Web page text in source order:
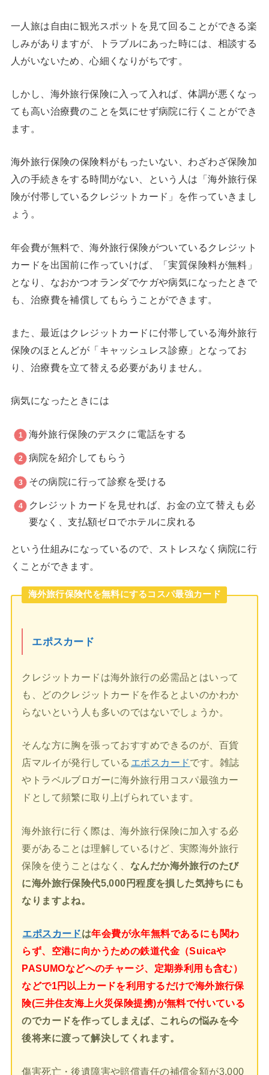
一人旅は自由に観光スポットを見て回ることができる楽
しみがありますが、トラブルにあった時には、相談する
人がいないため、心細くなりがちです。
しかし、海外旅行保険に入って入れば、体調が悪くなっ
ても高い治療費のことを気にせず病院に行くことができ
ます。
海外旅行保険の保険料がもったいない、わざわざ保険加
入の手続きをする時間がない、という人は「海外旅行保
険が付帯しているクレジットカード」を作っていきまし
ょう。
年会費が無料で、海外旅行保険がついているクレジット
カードを出国前に作っていけば、「実質保険料が無料」
となり、なおかつオランダでケガや病気になったときで
も、治療費を補償してもらうことができます。
また、最近はクレジットカードに付帯している海外旅行
保険のほとんどが「キャッシュレス診療」となってお
り、治療費を立て替える必要がありません。
病気になったときには
海外旅行保険のデスクに電話をする
病院を紹介してもらう
その病院に行って診察を受ける
クレジットカードを見せれば、お金の立て替えも必
要なく、支払額ゼロでホテルに戻れる
という仕組みになっているので、ストレスなく病院に行
くことができます。
海外旅行保険代を無料にするコスパ最強カード
エポスカード
クレジットカードは海外旅行の必需品とはいって
も、どのクレジットカードを作るとよいのかわか
らないという人も多いのではないでしょうか。
そんな方に胸を張っておすすめできるのが、百貨
店マルイが発行している エポスカードです。雑誌
やトラベルブロガーに海外旅行用コスパ最強カー
ドとして頻繁に取り上げられています。
海外旅行に行く際は、海外旅行保険に加入する必
要があることは理解しているけど、実際海外旅行
保険を使うことはなく、 なんだか海外旅行のたび
に海外旅行保険代5,000円程度を損した気持ちにも
なりますよね。
エポスカードは年会費が永年無料であるにも関わ
らず、空港に向かうための鉄道代金（Suicaや
PASUMOなどへのチャージ、定期券利用も含む）
などで1円以上カードを利用するだけで海外旅行保
険(三井住友海上火災保険提携)が無料で付いている
のでカードを作ってしまえば、これらの悩みを今
後将来に渡って解決してくれます。
傷害死亡・後遺障害や賠償責任の補償金額が3,000